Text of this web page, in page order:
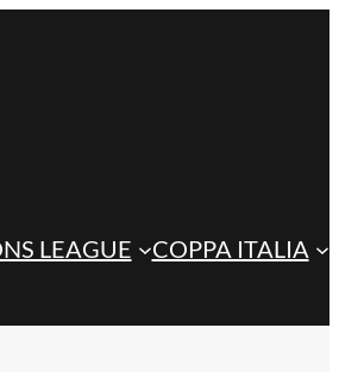
LEAGUE
COPPA ITALIA